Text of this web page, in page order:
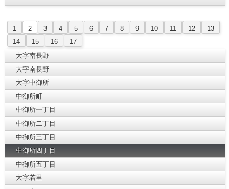
1 2 3 4 5 6 7 8 9 10 11 12
13
14
15 16
17
大字南長野
大字南長野
大字中御所
中御所町
中御所一丁目
中御所二丁目
中御所三丁目
中御所四丁目
中御所五丁目
大字若里